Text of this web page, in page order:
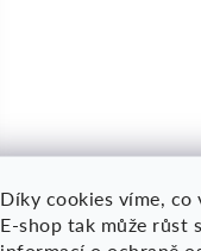
Díky cookies víme,
E-shop tak může růst
c
í